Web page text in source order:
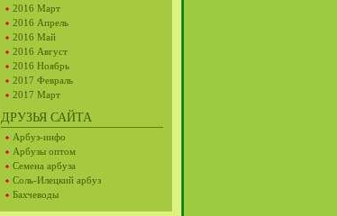
2016 Март
2016 Апрель
2016 Май
2016 Август
2016 Ноябрь
2017 Февраль
2017 Март
ДРУЗЬЯ САЙТА
Арбуз-инфо
Арбузы оптом
Семена арбуза
Соль-Илецкий арбуз
Бахчеводы